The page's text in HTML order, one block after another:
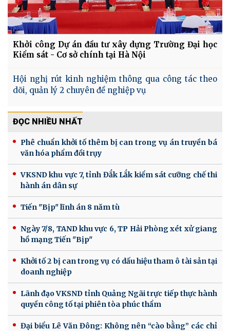
Khởi công Dự án đầu tư xây dựng Trường Đại học
Kiểm sát - Cơ sở chính tại Hà Nội
Hội nghị rút kinh nghiệm thông qua công tác theo
dõi, quản lý 2 chuyên đề nghiệp vụ
ĐỌC NHIỀU NHẤT
Phê chuẩn khởi tố thêm bị can trong vụ án truyền bá
văn hóa phẩm đồi trụy
VKSND khu vực 7, tỉnh Đắk Lắk kiểm sát cưỡng chế thi
hành án dân sự
Tiến "Bịp" lĩnh án 8 năm tù
Ngày 7/8, TAND khu vực 6, TP Hải Phòng xét xử giang
hồ mạng Tiến "Bịp"
Khởi tố 2 bị can trong vụ có dấu hiệu tham ô tài sản tại
doanh nghiệp
Lãnh đạo VKSND tỉnh Quảng Ngãi trực tiếp thực hành
quyền công tố tại phiên tòa phúc thẩm
Đại biểu Lê Văn Đông: Không nên “cào bằng” các chỉ